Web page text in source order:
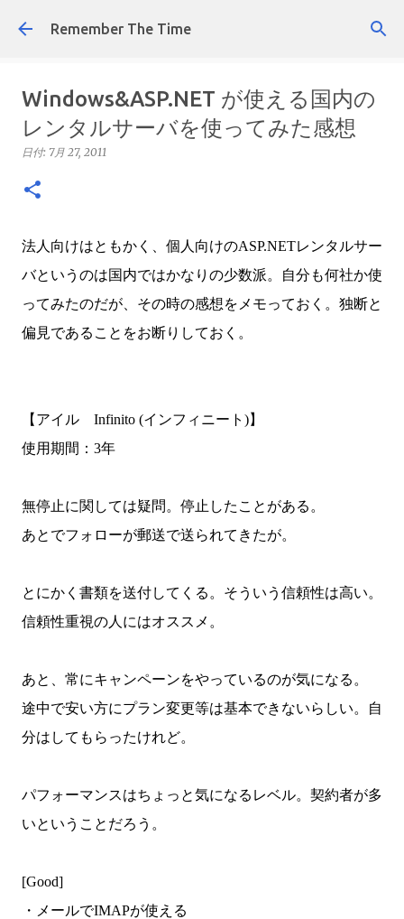
スキップしてメイン コンテンツに移動
Remember The Time
Windows&ASP.NET が使える国内の
レンタルサーバを使ってみた感想
日付: 7月 27, 2011
法人向けはともかく、個人向けのASP.NETレンタルサー
バというのは国内ではかなりの少数派。自分も何社か使
ってみたのだが、その時の感想をメモっておく。独断と
偏見であることをお断りしておく。
【アイル Infinito (インフィニート)】
使用期間：3年
無停止に関しては疑問。停止したことがある。
あとでフォローが郵送で送られてきたが。
とにかく書類を送付してくる。そういう信頼性は高い。
信頼性重視の人にはオススメ。
あと、常にキャンペーンをやっているのが気になる。
途中で安い方にプラン変更等は基本できないらしい。自
分はしてもらったけれど。
パフォーマンスはちょっと気になるレベル。契約者が多
いということだろう。
[Good]
・メールでIMAPが使える